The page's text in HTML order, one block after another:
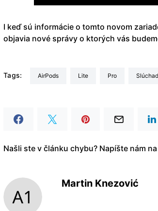
I keď sú informácie o tomto novom
objavia nové správy o ktorých vás
Tags: AirPods Lite pro
Našli ste v článku chybu? Napíšte nám na
Martin Knezović